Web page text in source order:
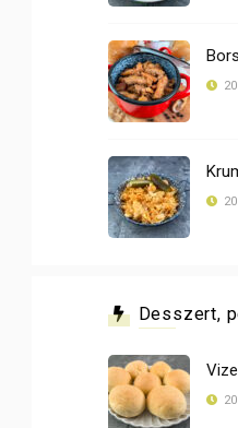
Desszert,